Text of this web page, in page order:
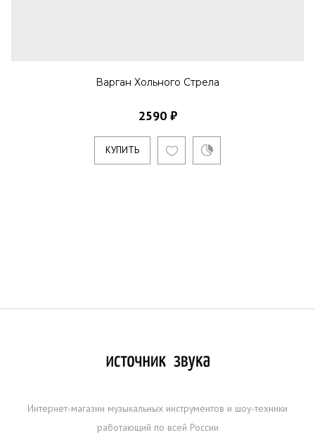
Варган Хольного Стрела
2590 ₽
КУПИТЬ
Интернет-магазин музыкальных инструментов и шоу-техники
работающий по всей России